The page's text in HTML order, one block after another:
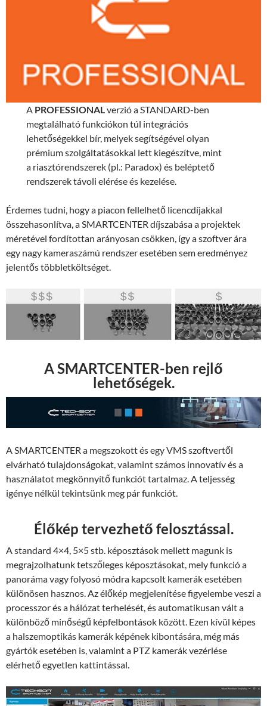
A PROFESSIONAL verzió a STANDARD-ben
megtalálható funkciókon túl integrációs
lehetőségekkel bír, melyek segítségével olyan
prémium szolgáltatásokkal lett kiegészítve, mint
a riasztórendszerek (pl.: Paradox) és beléptető
rendszerek távoli elérése és kezelése.
Érdemes tudni, hogy a piacon fellelhető licencdíjakkal
összehasonlítva, a SMARTCENTER díjszabása a projektek
méretével fordítottan arányosan csökken, így a szoftver ára
egy nagy kameraszámú rendszer esetében sem eredményez
jelentős többletköltséget.
A SMARTCENTER-ben rejlő
lehetőségek.
A SMARTCENTER a megszokott és egy VMS szoftvertől
elvárható tulajdonságokat, valamint számos innovatív és a
használatot megkönnyítő funkciót tartalmaz. A teljesség
igénye nélkül tekintsünk meg pár funkciót.
Élőkép tervezhető felosztással.
A standard 4×4, 5×5 stb. képosztások mellett magunk is
megrajzolhatunk tetszőleges képosztásokat, mely funkció a
panoráma vagy folyosó módra kapcsolt kamerák esetében
különösen hasznos. Az élőkép megjelenítése figyelembe veszi a
processzor és a hálózat terhelését, és automatikusan vált a
különböző minőségű képfelbontások között. Ezen kívül képes
a halszemoptikás kamerák képének kibontására, még más
gyártók esetében is, valamint a PTZ kamerák vezérlése
elérhető egyetlen kattintással.